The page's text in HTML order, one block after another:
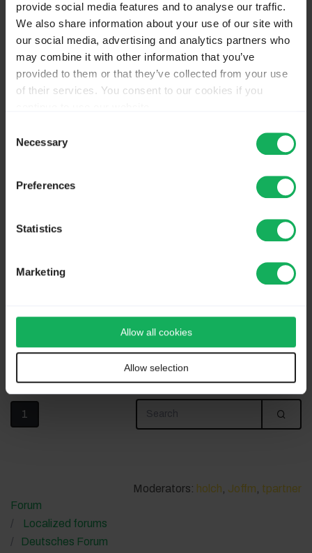
provide social media features and to analyse our traffic.
We also share information about your use of our site with
our social media, advertising and analytics partners who
may combine it with other information that you’ve
provided to them or that they’ve collected from your use
of their services. You consent to our cookies if you
Privacy Policy at
Selection
Necessary
Preferences
Statistics
Marketing
Allow all cookies
Allow selection
Wenn Euch geholfen wurde, denkt bitte ernsthaft
daran, diesem Projekt auch zu helfen. Nur so kann
diese Software sich entwickeln und eine freie
Konkurrenz zu kommerzieller Software bleiben. Wie
freuen uns jederzeit über eine kleine Anerkennung
Carsten Schmitz
1
Moderators: holch Joffm tpartner
Forum
Localized forums
Deutsches Forum